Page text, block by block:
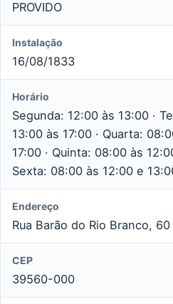
PROVIDO
Instalação
16/08/1833
Horário
Segunda: 12:00 às 13:00 ·
13:00 às 17:00 · Quarta:
17:00 · Quinta: 08:00 às
Sexta: 08:00 às 12:00 e
Endereço
Rua Barão do Rio Branco, 60
CEP
39560-000